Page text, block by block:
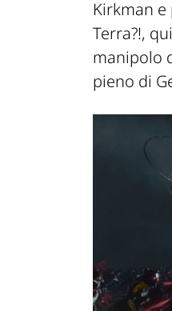
Kirkman
Terra?!,
manipolo
pieno di